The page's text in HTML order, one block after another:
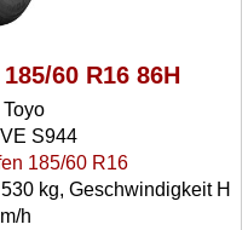
60 R16 86H
Toyo
S944
185/60 R16
kg, Geschwindigkeit H
h